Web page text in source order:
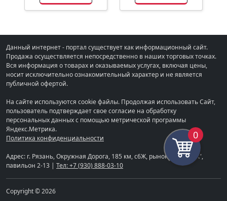
Данный интернет - портал существует как информационный сайт.
Продажа осуществляется непосредственно в наших торговых точках.
Вся информация о товарах и оказываемых услугах, включая цены,
носит исключительно ознакомительный характер и не является
публичной офертой.
На сайте используются cookie файлы. Продолжая использовать Сайт,
пользователь подтверждает свое согласие на обработку
персональных данных с помощью метрической программы
Яндекс.Метрика.
Политика конфиденциальности
Адрес: г. Рязань, Окружная Дорога, 185 км, с6Ж, рынок "СТРОЙКА",
павильон 2-13 | Тел: +7 (930) 888-03-10
Copyright © 2026
0